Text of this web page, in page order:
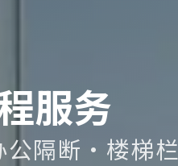
服务
隔断·楼梯